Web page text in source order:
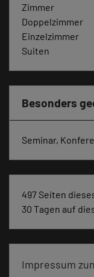
Zimmer
Doppelzimmer
Einzelzimmer
Suiten
Besonders
Seminar,
497 Seiten
30 Tagen auf
Impressum